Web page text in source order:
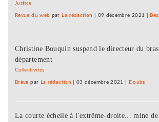
Justice
Revue du web par La rédaction 09 décembre 2021
Christine Bouquin suspend le directeur du
département
Collectivités
Brève par La rédaction |03 décembre 2021 Doubs
La courte échelle à l'extrême-droite... mine